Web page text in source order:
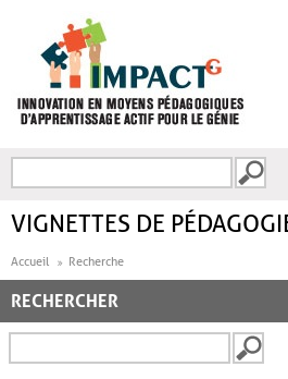
FORMULAIRE DE
VIGNETTES DE
Accueil Recherche
RECHERCHER